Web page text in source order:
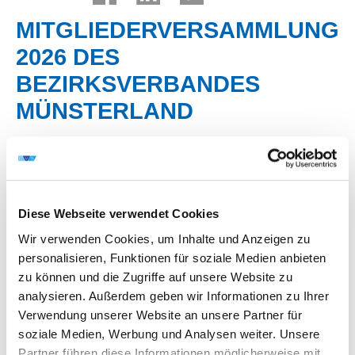
Diese Webseite verwendet Cookies
Wir verwenden Cookies, um Inhalte und Anzeigen zu
personalisieren, Funktionen für soziale Medien anbieten
zu können und die Zugriffe auf unsere Website zu
analysieren. Außerdem geben wir Informationen zu Ihrer
Verwendung unserer Website an unsere Partner für
soziale Medien, Werbung und Analysen weiter. Unsere
MITGLIEDERVERSAMMLUNG
2026 DES
BEZIRKSVERBANDES
MÜNSTERLAND
Die diesjährige Mitgliederversammlung fand am
24.06.2026 in der Deula Westfalen-Lippe GmbH in
Geschäftsführer der Deula Westfalen-Lippe GmbH, Herrn
Björn Plaas und die Besichtigung des Werksgeländes auf
dem Programm. Vor einigen Tagen feierte die Deula
Westfalen-Lippe GmbH das 100-jährige Jubiläum. In
Warendorf ist die Deula seit 75 Jahren ansässig. Beim
Rundgang wurde ersichtlich, dass die Deula Westfalen-